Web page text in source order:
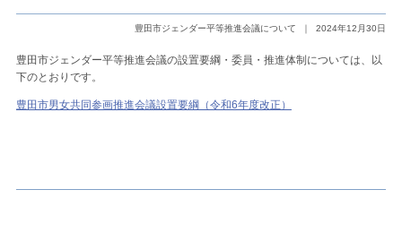
豊田市ジェンダー平等推進会議について ｜ 2024年12月30日
豊田市ジェンダー平等推進会議の設置要綱・委員・推進体制については、以
下のとおりです。
豊田市男女共同参画推進会議設置要綱（令和6年度改正）